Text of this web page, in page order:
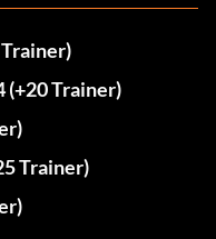
(+20 Trainer)
Trainer)